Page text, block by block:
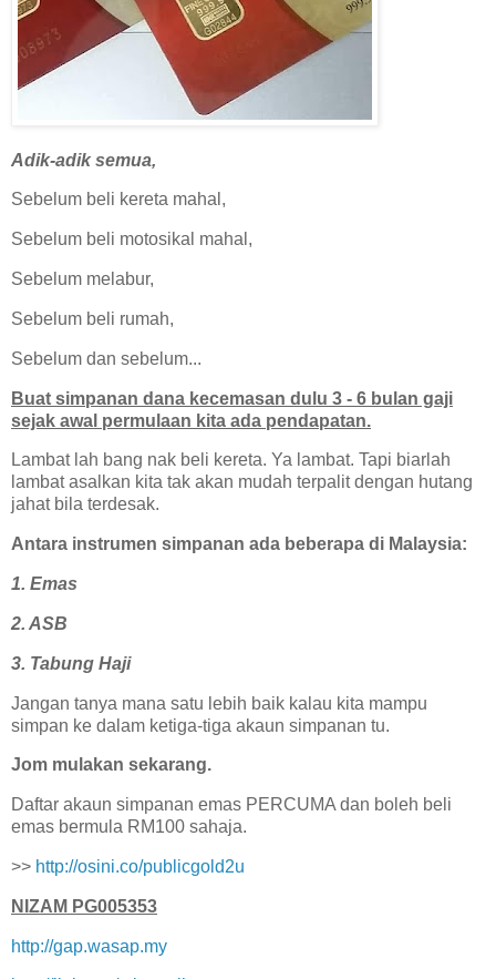
Adik-adik semua,
Sebelum beli kereta mahal,
Sebelum beli motosikal mahal,
Sebelum melabur,
Sebelum beli rumah,
Sebelum dan sebelum...
Buat simpanan dana kecemasan dulu 3 - 6 bulan gaji
sejak awal permulaan kita ada pendapatan.
Lambat lah bang nak beli kereta. Ya lambat. Tapi biarlah
lambat asalkan kita tak akan mudah terpalit dengan hutang
jahat bila terdesak.
Antara instrumen simpanan ada beberapa di Malaysia:
1. Emas
2. ASB
3. Tabung Haji
Jangan tanya mana satu lebih baik kalau kita mampu
simpan ke dalam ketiga-tiga akaun simpanan tu.
Jom mulakan sekarang.
Daftar akaun simpanan emas PERCUMA dan boleh beli
emas bermula RM100 sahaja.
>> http://osini.co/publicgold2u
NIZAM PG005353
http://gap.wasap.my